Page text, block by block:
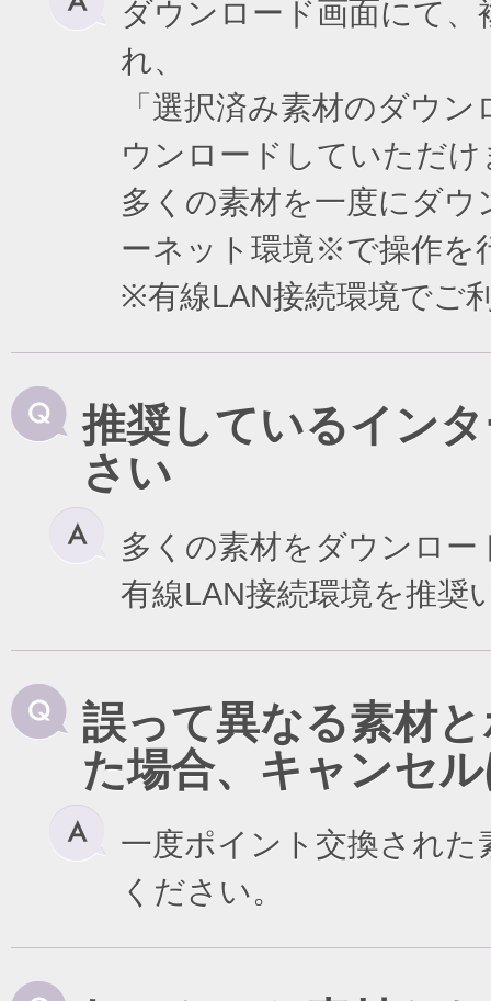
ダウンロード画面にて
れ、
「選択済み素材のダウ
ウンロードしていただけ
多くの素材を一度にダ
ーネット環境※で操作を
※有線LAN接続環境でご
推奨しているイン
さい
多くの素材をダウンロ
有線LAN接続環境を推奨
誤って異なる素材
た場合、キャンセ
一度ポイント交換され
ください。